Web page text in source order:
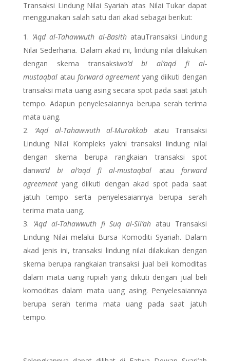
Transaksi Lindung Nilai Syariah atas Nilai Tukar dapat
menggunakan salah satu dari akad sebagai berikut:
‘Aqd al-Tahawwuth al-Basith atauTransaksi Lindung
Nilai Sederhana. Dalam akad ini, lindung nilai dilakukan
dengan skema transaksiwa’d bi al­‘aqd fi al­
mustaqbalatau forward agreement yang diikuti dengan
transaksi mata uang asing secara spot pada saat jatuh
tempo. Adapun penyelesaiannya berupa serah terima
mata uang.
‘Aqd al-Tahawwuth al-Murakkab atau Transaksi
Lindung Nilai Kompleks yakni transaksi lindung nilai
dengan skema berupa rangkaian transaksi spot
danwa‘d bi al­‘aqd fi al-mustaqbal atauforward
agreementyang diikuti dengan akad spot pada saat
jatuh tempo serta penyelesaiannya berupa serah
terima mata uang.
‘Aqd al-Tahawwuth fi Suq al-Sil’ah atau Transaksi
Lindung Nilai melalui Bursa Komoditi Syariah. Dalam
akad jenis ini, transaksi lindung nilai dilakukan dengan
skema berupa rangkaian transaksi jual­ beli komoditas
dalam mata uang rupiah yang diikuti dengan jual ­beli
komoditas dalam mata uang asing. Penyelesaiannya
berupa serah terima mata uang pada saat jatuh
tempo.